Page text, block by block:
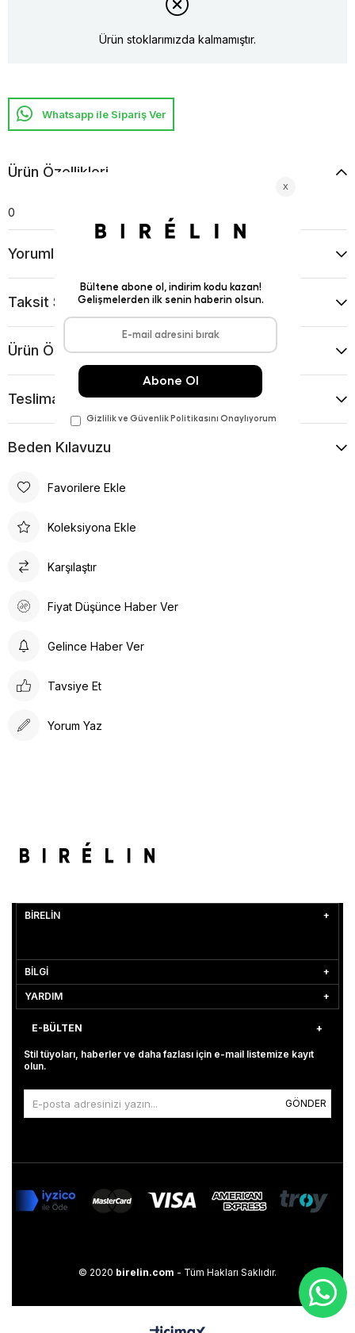
Ürün stoklarımızda kalmamıştır.
Whatsapp ile Sipariş Ver
Ürün Özellikleri
0
Yorumlar
Taksit Seçenekleri
Ürün Önerileri
Teslimat Ve İade Koşulları
Beden Kılavuzu
Favorilere Ekle
Koleksiyona Ekle
Karşılaştır
Fiyat Düşünce Haber Ver
Gelince Haber Ver
Tavsiye Et
Yorum Yaz
BİRELİN
BİLGİ
YARDIM
E-BÜLTEN
Stil tüyoları, haberler ve daha fazlası için e-mail listemize kayıt
olun.
GÖNDER
© 2020 birelin.com - Tüm Hakları Saklıdır.